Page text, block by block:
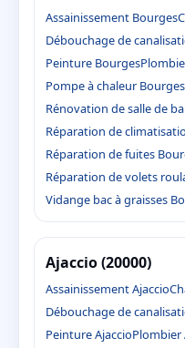
Assainissement Bourges
Débouchage de
Peinture Bourges
Pompe à chaleur Bourges
Rénovation de salle de
Réparation de
Réparation de fuites
Réparation de volets
Vidange bac à graisses
Ajaccio (20000)
Assainissement Ajaccio
Débouchage de
Peinture AjaccioPlombier